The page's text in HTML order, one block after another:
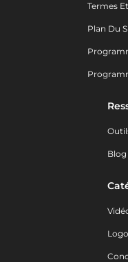
Termes
Plan Du
Blog
Logo